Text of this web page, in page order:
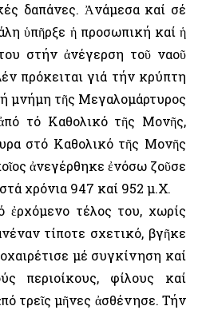
δαπάνες. Ἀνάμεσα καί σέ
ὑπῆρξε ἡ προσωπική καί ἡ
στήν ἀνέγερση τοῦ ναοῦ
πρόκειται γιά τήν κρύπτη
μνήμη τῆς Μεγαλομάρτυρος
τό Καθολικό τῆς Μονῆς,
στό Καθολικό τῆς Μονῆς
ἀνεγέρθηκε ἐνόσω ζοῦσε
χρόνια 947 καί 952 μ.Χ.
ἐρχόμενο τέλος του, χωρίς
τίποτε σχετικό, βγῆκε
μέ συγκίνηση καί
περιοίκους, φίλους καί
τρεῖς μῆνες ἀσθένησε. Τήν